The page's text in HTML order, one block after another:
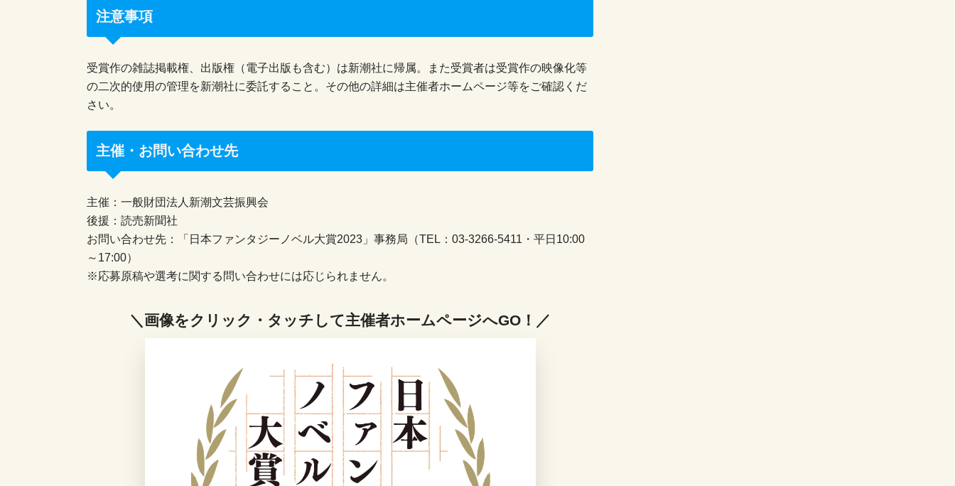
注意事項
受賞作の雑誌掲載権、出版権（電子出版も含む）は新潮社に帰属。また受賞者は受賞作の映像化等
の二次的使用の管理を新潮社に委託すること。その他の詳細は主催者ホームページ等をご確認くだ
さい。
主催・お問い合わせ先
主催：一般財団法人新潮文芸振興会
後援：読売新聞社
お問い合わせ先：「日本ファンタジーノベル大賞2023」事務局（TEL：03-3266-5411・平日10:00
～17:00）
※応募原稿や選考に関する問い合わせには応じられません。
＼画像をクリック・タッチして主催者ホームページへGO！／